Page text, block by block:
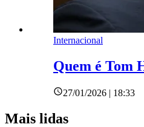
Internacional
Quem é Tom
27/01/2026 | 18:33
Mais lidas